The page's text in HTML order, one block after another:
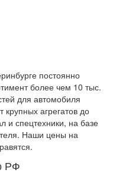
постоянно
более чем 10 тыс.
для автомобиля
агрегатов до
и спецтехники, на базе
Наши цены на
РФ